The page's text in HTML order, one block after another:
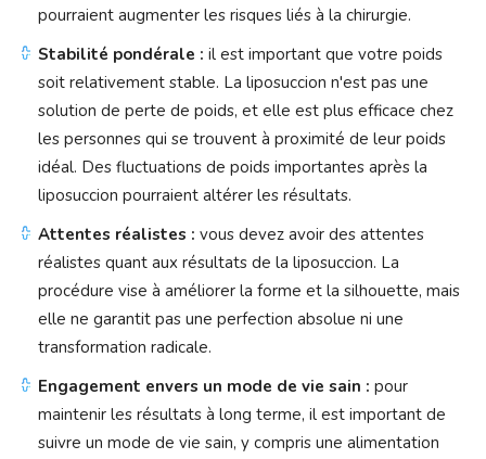
pourraient augmenter les risques liés à la chirurgie.
Stabilité pondérale : il est important que votre poids
soit relativement stable. La liposuccion n'est pas une
solution de perte de poids, et elle est plus efficace chez
les personnes qui se trouvent à proximité de leur poids
idéal. Des fluctuations de poids importantes après la
liposuccion pourraient altérer les résultats.
Attentes réalistes : vous devez avoir des attentes
réalistes quant aux résultats de la liposuccion. La
procédure vise à améliorer la forme et la silhouette, mais
elle ne garantit pas une perfection absolue ni une
transformation radicale.
Engagement envers un mode de vie sain : pour
maintenir les résultats à long terme, il est important de
suivre un mode de vie sain, y compris une alimentation